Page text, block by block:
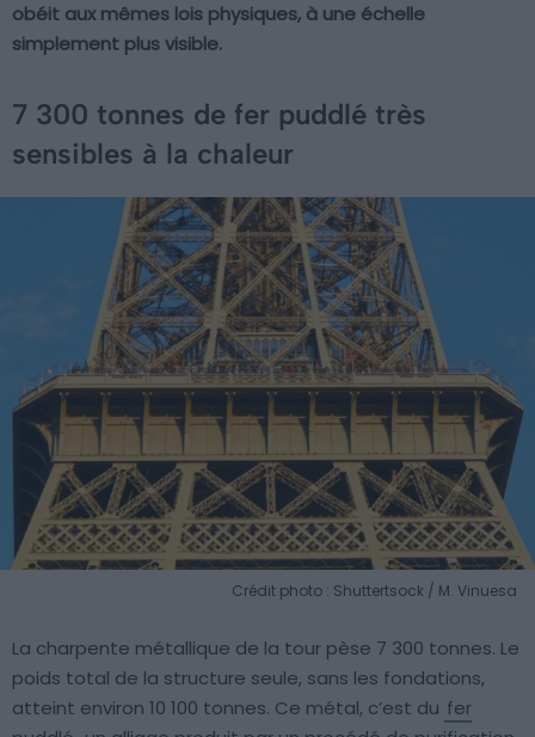
obéit aux mêmes lois physiques, à une échelle
simplement plus visible.
7 300 tonnes de fer puddlé très
sensibles à la chaleur
Crédit photo : Shuttertsock / M. Vinuesa
La charpente métallique de la tour pèse 7 300 tonnes. Le
poids total de la structure seule, sans les fondations,
atteint environ 10 100 tonnes. Ce métal, c’est du fer